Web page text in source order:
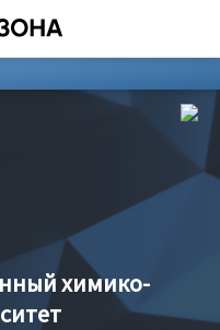
химико-